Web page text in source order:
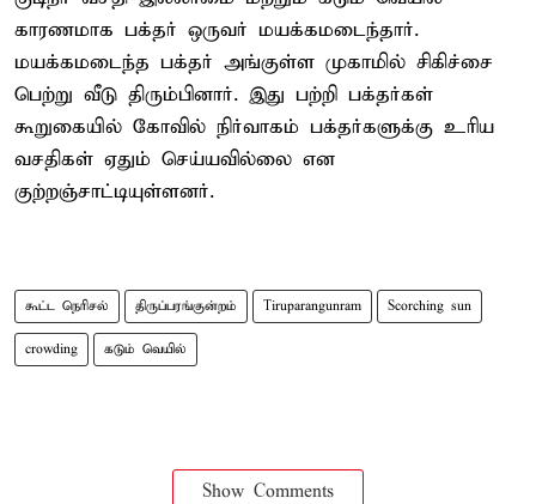
காரணமாக பக்தர் ஒருவர் மயக்கமடைந்தார்.
மயக்கமடைந்த பக்தர் அங்குள்ள முகாமில் சிகிச்சை
பெற்று வீடு திரும்பினார். இது பற்றி பக்தர்கள்
கூறுகையில் கோவில் நிர்வாகம் பக்தர்களுக்கு உரிய
வசதிகள் ஏதும் செய்யவில்லை என
குற்றஞ்சாட்டியுள்ளனர்.
கூட்ட நெரிசல் திருப்பரங்குன்றம் Tiruparangunram Scorching sun
crowding கடும் வெயில்
Show Comments